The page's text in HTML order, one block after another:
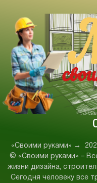
«Своими руками» →
© «Своими руками» –
жизни дизайна,
Сегодня человеку все